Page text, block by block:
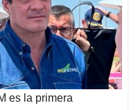
es la primera